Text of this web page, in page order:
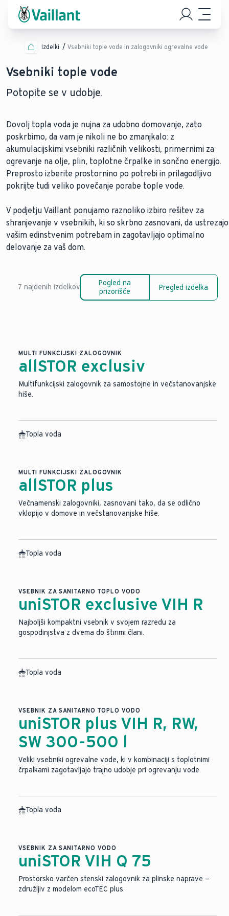
Izdelki Vsebniki tople vode in zalogovniki ogrevalne vode
Vsebniki tople vode
Potopite se v udobje.
Dovolj topla voda je nujna za udobno domovanje, zato
poskrbimo, da vam je nikoli ne bo zmanjkalo: z
akumulacijskimi vsebniki različnih velikosti, primernimi za
ogrevanje na olje, plin, toplotne črpalke in sončno energijo.
Preprosto izberite prostornino po potrebi in prilagodljivo
pokrijte tudi veliko povečanje porabe tople vode.
V podjetju Vaillant ponujamo raznoliko izbiro rešitev za
shranjevanje v vsebnikih, ki so skrbno zasnovani, da ustrezajo
vašim edinstvenim potrebam in zagotavljajo optimalno
delovanje za vaš dom.
7 najdenih izdelkov
Pogled na
prizorišče
Pregled izdelka
MULTI FUNKCIJSKI ZALOGOVNIK
allSTOR exclusiv
Multifunkcijski zalogovnik za samostojne in večstanovanjske
hiše.
Topla voda
MULTI FUNKCIJSKI ZALOGOVNIK
allSTOR plus
Večnamenski zalogovniki, zasnovani tako, da se odlično
vklopijo v domove in večstanovanjske hiše.
Topla voda
VSEBNIK ZA SANITARNO TOPLO VODO
uniSTOR exclusive VIH R
Najboljši kompaktni vsebnik v svojem razredu za
gospodinjstva z dvema do štirimi člani.
Topla voda
VSEBNIK ZA SANITARNO TOPLO VODO
uniSTOR plus VIH R, RW,
SW 300-500 l
Veliki vsebniki ogrevalne vode, ki v kombinaciji s toplotnimi
črpalkami zagotavljajo trajno udobje pri ogrevanju vode.
Topla voda
VSEBNIK ZA SANITARNO VODO
uniSTOR VIH Q 75
Prostorsko varčen stenski zalogovnik za plinske naprave —
združljiv z modelom ecoTEC plus.